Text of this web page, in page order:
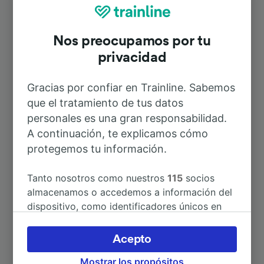
Rutas más populares desde Mascali
A Catania 27min
A Taormina-Giardini 14min
A Siracusa
A Messina Centrale 1h 1min
A Catania Centrale 27min
Nos preocupamos por tu
privacidad
Gracias por confiar en Trainline. Sabemos
que el tratamiento de tus datos
personales es una gran responsabilidad.
A continuación, te explicamos cómo
protegemos tu información.
Tanto nosotros como nuestros115 socios
almacenamos o accedemos a información del
dispositivo, como identificadores únicos en
Puedes aceptar o administrar tus preferencias
haciendo clic abajo, incluido el derecho de
Mostrar los propósitos
Acepto